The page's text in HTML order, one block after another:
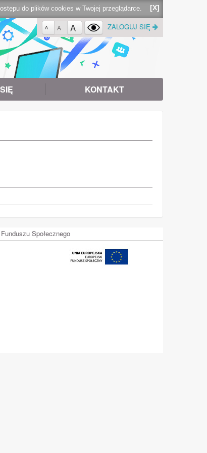
do plików cookies w Twojej przeglądarce. [X]
KONTAKT
A A A ZALOGUJ SIĘ
Społecznego